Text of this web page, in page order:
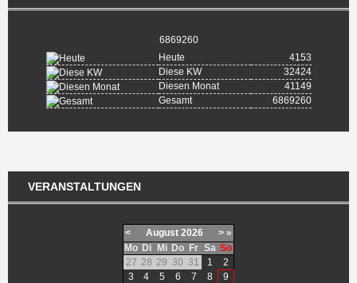
6869260
Heute
4153
Diese KW
32424
Diesen Monat
41149
Gesamt
6869260
VERANSTALTUNGEN
< August 2026 > »
Mo Di Mi Do Fr Sa So
27 28 29 30 31 1
2
3
4 5 6 7 8
9